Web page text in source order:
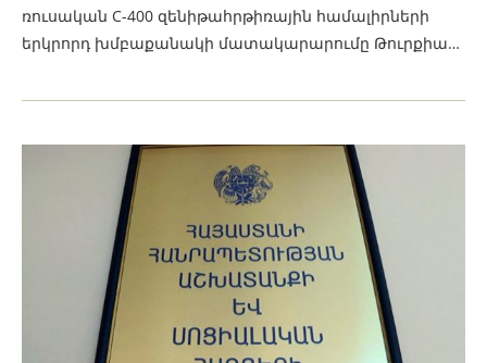
ռուսական C-400 զենիթահրթիռային համալիրների
երկրորդ խմբաքանակի մատակարարումը Թուրքիա…